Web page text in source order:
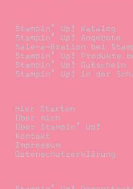
Stampin’ Up! Katalog
Stampin’ Up! Angebote
Sale-a-Bration bei
Stampin’ Up! Produkte
Stampin’ Up! Gutschein
Stampin’ Up! in der
Hier Starten
Über mich
Über Stampin’ Up!
Kontakt
Impressum
Datenschutzerklärung